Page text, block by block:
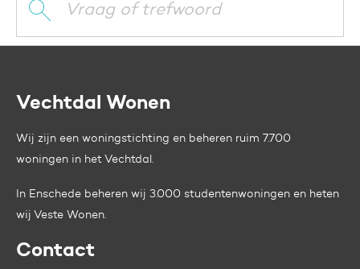
Contactinformatie
Vechtdal Wonen
Wij zijn een woningstichting en beheren ruim 7.700
woningen in het Vechtdal.
In Enschede beheren wij 3.000 studentenwoningen en heten
wij Veste Wonen.
Contact